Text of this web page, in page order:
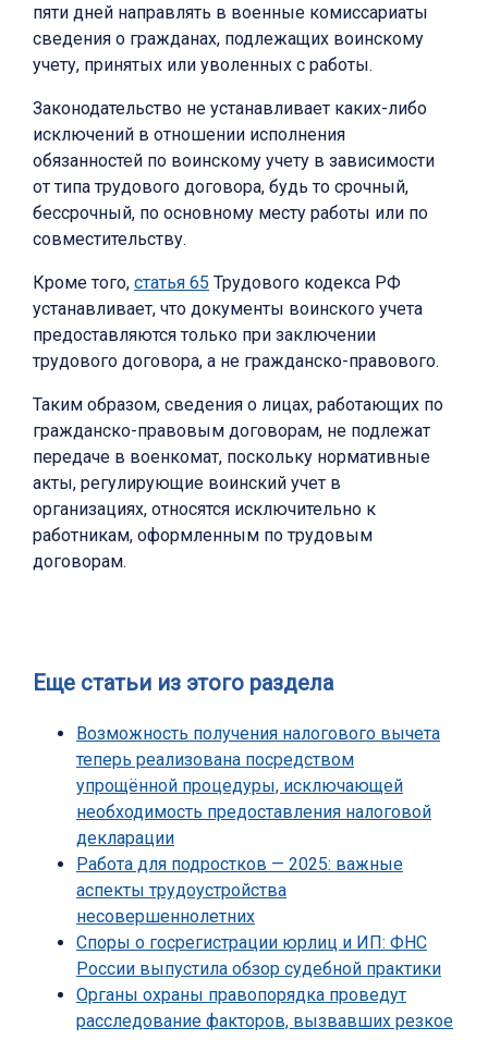
пяти дней направлять в военные комиссариаты
сведения о гражданах, подлежащих воинскому
учету, принятых или уволенных с работы.
Законодательство не устанавливает каких-либо
исключений в отношении исполнения
обязанностей по воинскому учету в зависимости
от типа трудового договора, будь то срочный,
бессрочный, по основному месту работы или по
совместительству.
Кроме того, статья 65 Трудового кодекса РФ
устанавливает, что документы воинского учета
предоставляются только при заключении
трудового договора, а не гражданско-правового.
Таким образом, сведения о лицах, работающих по
гражданско-правовым договорам, не подлежат
передаче в военкомат, поскольку нормативные
акты, регулирующие воинский учет в
организациях, относятся исключительно к
работникам, оформленным по трудовым
договорам.
Еще статьи из этого раздела
Возможность получения налогового вычета
теперь реализована посредством
упрощённой процедуры, исключающей
необходимость предоставления налоговой
декларации
Работа для подростков — 2025: важные
аспекты трудоустройства
несовершеннолетних
Споры о госрегистрации юрлиц и ИП: ФНС
России выпустила обзор судебной практики
Органы охраны правопорядка проведут
расследование факторов, вызвавших резкое